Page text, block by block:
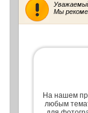
Мы
На нашем
любым